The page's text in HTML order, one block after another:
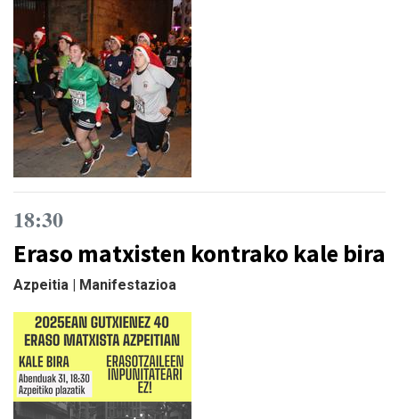
18:30
Eraso matxisten kontrako kale bira
Azpeitia | Manifestazioa